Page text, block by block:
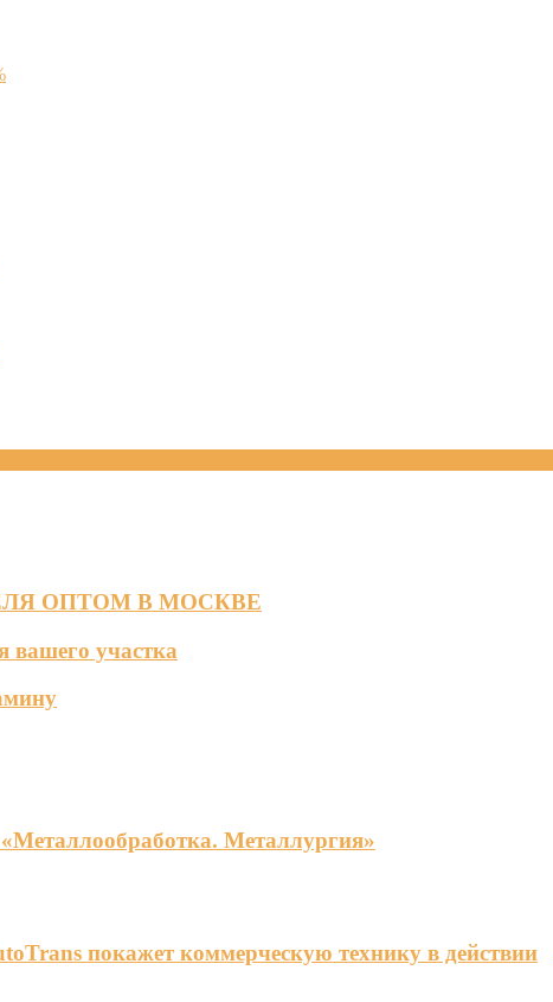
ОПТОМ В МОСКВЕ
вашего участка
Металлургия»
покажет коммерческую технику в действии